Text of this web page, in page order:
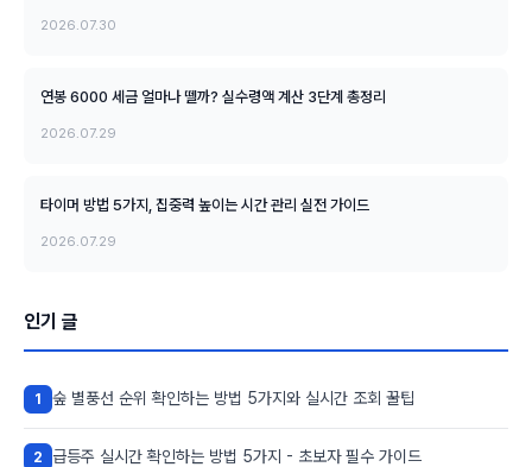
2026.07.30
연봉 6000 세금 얼마나 뗄까? 실수령액 계산 3단계 총정리
2026.07.29
타이머 방법 5가지, 집중력 높이는 시간 관리 실전 가이드
2026.07.29
인기 글
1 숲 별풍선 순위 확인하는 방법 5가지와 실시간 조회 꿀팁
2 급등주 실시간 확인하는 방법 5가지 - 초보자 필수 가이드